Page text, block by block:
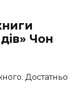
Чон
Достатньо